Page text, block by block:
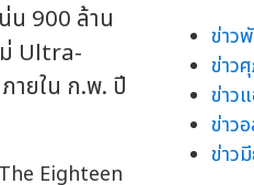
น 900 ล้าน
ม่ Ultra-
ายใน ก.พ. ปี
ข่าว
ข่าว
ข่าว
ข่าว
ข่าว